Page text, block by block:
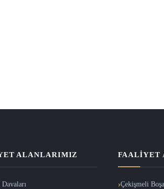
ALANLARIMIZ
Davaları
FAALIYET
Çekişmeli